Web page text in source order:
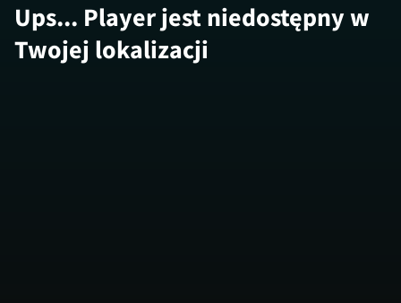
Ups... Player jest niedostępny w
Twojej lokalizacji